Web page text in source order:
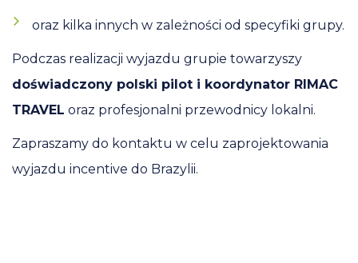
oraz kilka innych w zależności od specyfiki grupy.
Podczas realizacji wyjazdu grupie towarzyszy
doświadczony polski pilot i koordynator RIMAC
TRAVEL oraz profesjonalni przewodnicy lokalni.
Zapraszamy do kontaktu w celu zaprojektowania
wyjazdu incentive do Brazylii.